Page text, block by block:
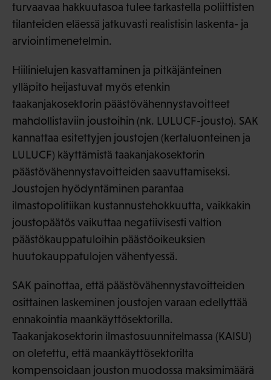
turvaavaa hakkuutasoa tulee tarkastella poliittisten
tilanteiden eläessä jatkuvasti realistisin laskenta- ja
arviointimenetelmin.
Hiilinielujen kasvattaminen ja pitkäjänteinen
ylläpito heijastuvat myös etenkin
taakanjakosektorin päästövähennystavoitteet
mahdollistaviin joustoihin (nk. LULUCF-jousto). SAK
kannattaa esitettyjen joustojen (kertaluonteinen ja
LULUCF) käyttämistä taakanjakosektorin
päästövähennystavoitteiden saavuttamiseksi.
Joustojen hyödyntäminen parantaa
ilmastopolitiikan kustannustehokkuutta, vaikkakin
joustopäätös vaikuttaa negatiivisesti valtion
päästökauppatuloihin päästöoikeuksien
huutokauppatulojen vähentyessä.
SAK painottaa, että päästövähennystavoitteiden
osittainen laskeminen joustojen varaan edellyttää
ennakointia maankäyttösektorilla.
Taakanjakosektorin ilmastosuunnitelmassa (KAISU)
on oletettu, että maankäyttösektorilta
kompensoidaan jouston muodossa maksimimäärä